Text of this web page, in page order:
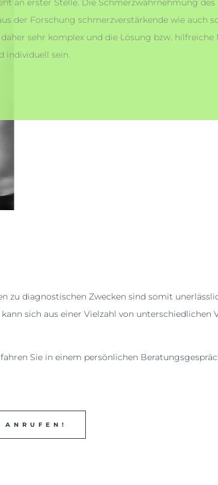
an erster Stelle. Die Schmerzwahrnehmung des
der Forschung schmerzverstärkende wie auch
sehr komplex und die Lösung bzw.
individuell sein.
zu diagnostischen Zwecken sind somit
sich aus einer Vielzahl von unterschiedlichen
Sie in einem persönlichen
ANRUFEN!